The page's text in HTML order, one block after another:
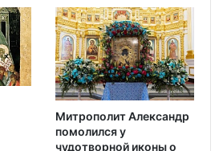
Митрополит Александр
помолился у
чудотворной иконы о